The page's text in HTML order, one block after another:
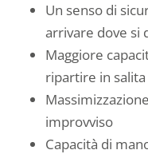
Un senso di
arrivare dove si
Maggiore
ripartire in salita
improvviso
Capacità di